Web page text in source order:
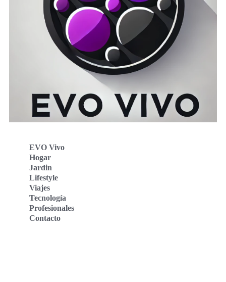
EVO Vivo
Hogar
Jardin
Lifestyle
Viajes
Tecnología
Profesionales
Contacto